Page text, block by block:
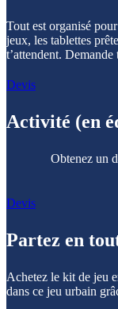
Tout est organisé
jeux, les tablettes
t’attendent.
Devis
Activité (en
Obtenez un
Devis
Partez en
Achetez le kit de jeu
dans ce jeu urbain